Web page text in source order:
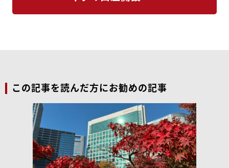
この記事を読んだ方にお勧めの記事